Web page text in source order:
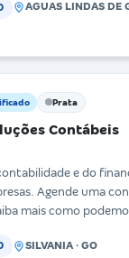
AGUAS LINDAS DE
Prata
Contábeis
e do
consultoria
SILVANIA · GO